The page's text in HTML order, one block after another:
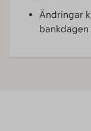
Ändringar